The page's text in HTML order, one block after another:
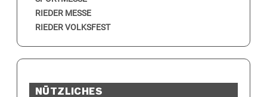
RIEDER MESSE
RIEDER VOLKSFEST
NÜTZLICHES